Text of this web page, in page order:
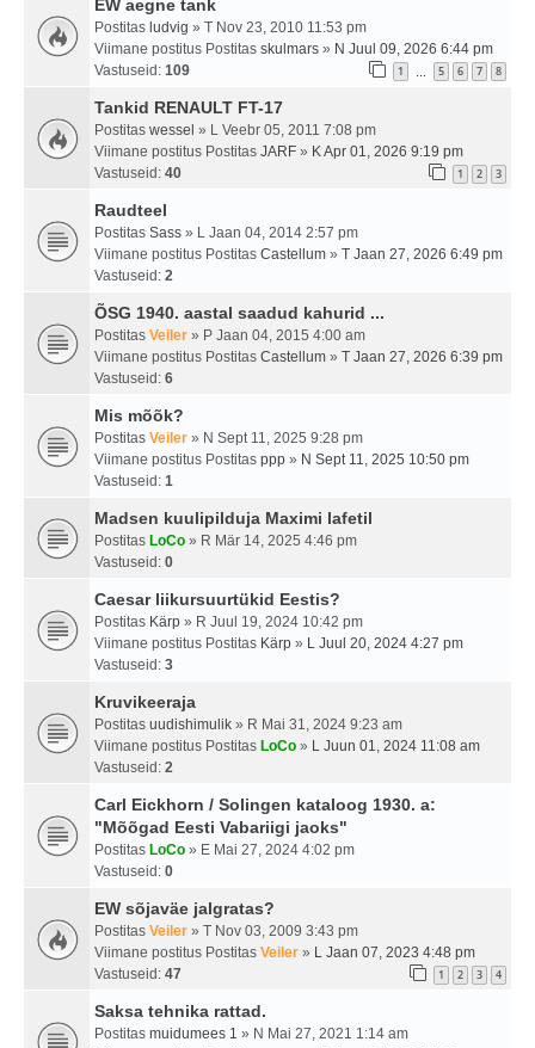
EW aegne tank
Postitas ludvig » T Nov 23, 2010 11:53 pm
Viimane postitus Postitas skulmars » N Juul 09, 2026 6:44 pm
Vastuseid: 109 1 5 6 7 8
Tankid RENAULT FT-17
Postitas wessel » L Veebr 05, 2011 7:08 pm
Viimane postitus Postitas JARF » K Apr 01, 2026 9:19 pm
Vastuseid: 40 1 2 3
Raudteel
Postitas Sass » L Jaan 04, 2014 2:57 pm
Viimane postitus Postitas Castellum » T Jaan 27, 2026 6:49 pm
Vastuseid: 2
ÕSG 1940. aastal saadud kahurid ...
Postitas Veiler » P Jaan 04, 2015 4:00 am
Viimane postitus Postitas Castellum » T Jaan 27, 2026 6:39 pm
Vastuseid: 6
Mis mõõk?
Postitas Veiler » N Sept 11, 2025 9:28 pm
Viimane postitus Postitas ppp » N Sept 11, 2025 10:50 pm
Vastuseid: 1
Madsen kuulipilduja Maximi lafetil
Postitas LoCo » R Mär 14, 2025 4:46 pm
Vastuseid: 0
Caesar liikursuurtükid Eestis?
Postitas Kärp » R Juul 19, 2024 10:42 pm
Viimane postitus Postitas Kärp » L Juul 20, 2024 4:27 pm
Vastuseid: 3
Kruvikeeraja
Postitas uudishimulik » R Mai 31, 2024 9:23 am
Viimane postitus Postitas LoCo » L Juun 01, 2024 11:08 am
Vastuseid: 2
Carl Eickhorn / Solingen kataloog 1930. a:
"Mõõgad Eesti Vabariigi jaoks"
Postitas LoCo » E Mai 27, 2024 4:02 pm
Vastuseid: 0
EW sõjaväe jalgratas?
Postitas Veiler » T Nov 03, 2009 3:43 pm
Viimane postitus Postitas Veiler » L Jaan 07, 2023 4:48 pm
Vastuseid: 47 1 2 3 4
Saksa tehnika rattad.
Postitas muidumees 1 » N Mai 27, 2021 1:14 am